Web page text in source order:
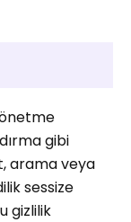
gibi
arama veya
sessize
gizlilik